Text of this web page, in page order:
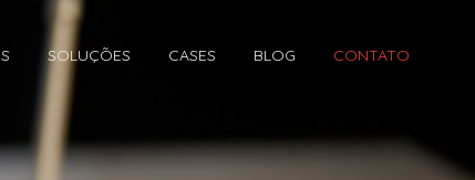
SOLUÇÕES CASES BLOG CONTATO